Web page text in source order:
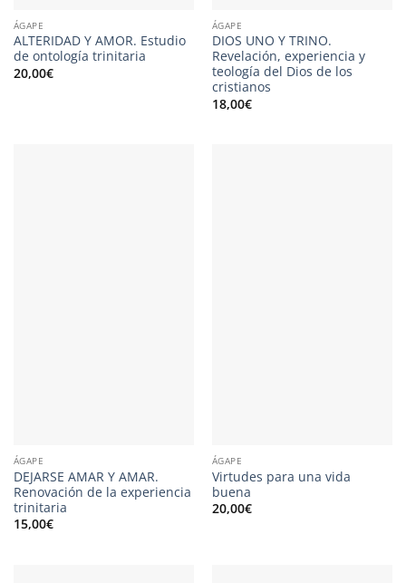
ÁGAPE
ALTERIDAD Y AMOR. Estudio
de ontología trinitaria
20,00€
ÁGAPE
DIOS UNO Y TRINO.
Revelación, experiencia y
teología del Dios de los
cristianos
18,00€
ÁGAPE
DEJARSE AMAR Y AMAR.
Renovación de la experiencia
trinitaria
15,00€
ÁGAPE
Virtudes para una vida
buena
20,00€